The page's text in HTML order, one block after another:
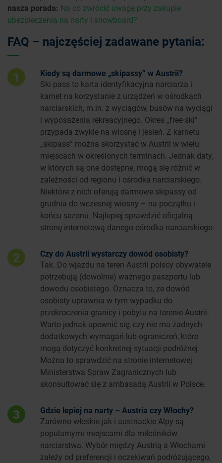
nasza porada: Na co zwrócić uwagę przy zakupie
ubezpieczenia na narty i snowboard?
FAQ – najczęściej zadawane pytania:
1
Kiedy są darmowe „skipassy” w Austrii?
Ski pass to karta identyfikacyjna narciarza i
karnet na korzystanie z urządzeń w ośrodkach
narciarskich, m.in. z wyciągów, busów na wyciągi
i wyposażenia rekreacyjnego. Okres „free ski”
przypada zwykle na wiosnę i jesień. Z karnetu
„skipass” można skorzystać w Austrii w wielu
miejscach w określonych terminach. Jednak daty,
w których są one dostępne, mogą się różnić w
zależności od regionu i ośrodka narciarskiego.
Niektóre z nich oferują darmowe skipassy od
grudnia do wczesnej wiosny – na początku i
końcu sezonu. Najlepiej sprawdzić oficjalną
stronę internetową danego ośrodka narciarskiego.
2
Czy do Austrii wystarczy dowód osobisty?
Tak. Do wjazdu na teren Austrii polscy obywatele
potrzebują (dowolnie) ważnego paszportu lub
dowodu osobistego. Oznacza to, że dowód
osobisty uprawnia w tym wypadku do
przekroczenia granicy i pobytu na terenie Austrii.
Warto jednak upewnić się, czy nie ma żadnych
dodatkowych wymagań lub ograniczeń, które
mogą dotyczyć konkretnej sytuacji podróżnej.
Można to sprawdzić na stronie internetowej
Ministerstwa Spraw Zagranicznych lub
skonsultować się z ambasadą Austrii w Polsce.
3
Gdzie lepiej na narty – Austria czy Włochy?
Zarówno włoskie jak i austriackie Alpy są
popularnymi miejscami dla miłośników
narciarstwa. Wybór między Austrią a Włochami
zależy od preferencji i oczekiwań podróżującego,